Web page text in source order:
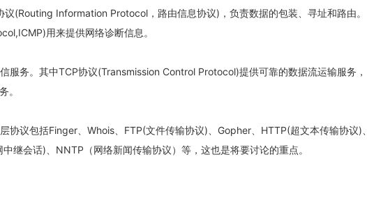
Information Protocol，路由信息协议)，负责数据的包装、寻址和路由。
用来提供网络诊断信息。
务。其中TCP协议(Transmission Control Protocol)提供可靠的数据流运输服务，
。
议包括Finger、Whois、FTP(文件传输协议)、Gopher、HTTP(超文本传输协议)、
继会话)、NNTP（网络新闻传输协议）等，这也是将要讨论的重点。